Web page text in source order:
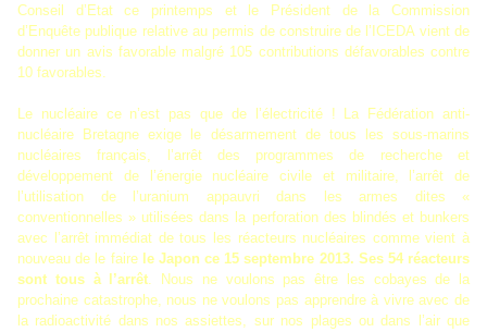
Conseil d’Etat ce printemps et le Président de la Commission
d’Enquête publique relative au permis de construire de l’ICEDA vient de
donner un avis favorable malgré 105 contributions défavorables contre
10 favorables.
Le nucléaire ce n’est pas que de l’électricité ! La Fédération anti-
nucléaire Bretagne exige le désarmement de tous les sous-marins
nucléaires français, l’arrêt des programmes de recherche et
développement de l’énergie nucléaire civile et militaire, l’arrêt de
l’utilisation de l’uranium appauvri dans les armes dites «
conventionnelles » utilisées dans la perforation des blindés et bunkers
avec l’arrêt immédiat de tous les réacteurs nucléaires comme vient à
nouveau de le faire le Japon ce 15 septembre 2013. Ses 54 réacteurs
sont tous à l’arrêt. Nous ne voulons pas être les cobayes de la
prochaine catastrophe, nous ne voulons pas apprendre à vivre avec de
la radioactivité dans nos assiettes, sur nos plages ou dans l’air que